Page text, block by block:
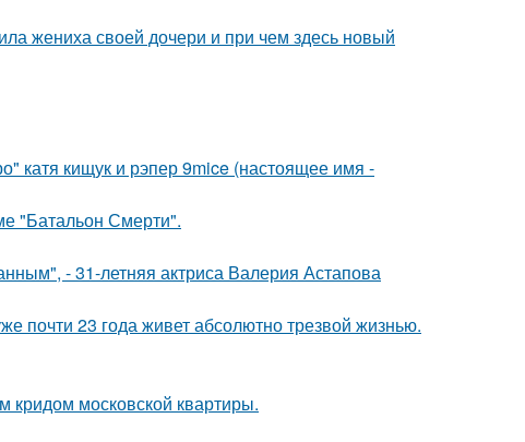
жениха своей дочери и при чем здесь новый
катя кищук и рэпер 9mice (настоящее имя -
"Батальон Смерти".
- 31-летняя актриса Валерия Астапова
почти 23 года живет абсолютно трезвой жизнью.
кридом московской квартиры.